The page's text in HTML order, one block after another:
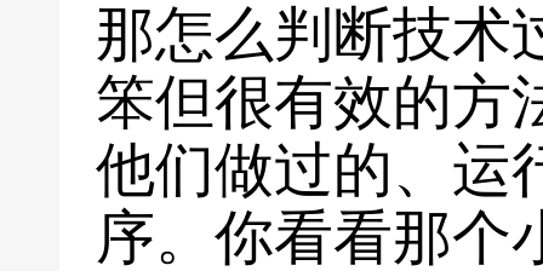
那怎么判断技术
笨但很有效的方
他们做过的、运
序。你看看那个